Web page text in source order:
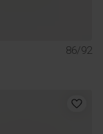
86/92